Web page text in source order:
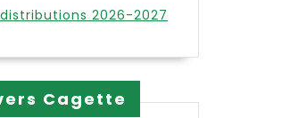
2026-2027
Cagette